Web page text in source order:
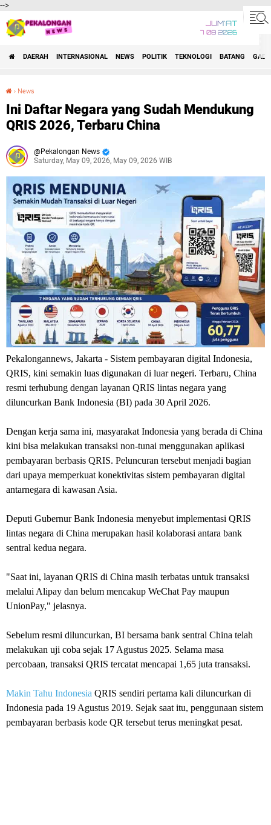
-->
JUM'AT
7 08 2026
DAERAH INTERNASIONAL NEWS POLITIK TEKNOLOGI BATANG
› News
Ini Daftar Negara yang Sudah Mendukung
QRIS 2026, Terbaru China
Pekalongan News
Saturday, May 09, 2026, May 09, 2026 WIB
Pekalongannews, Jakarta - Sistem pembayaran digital Indonesia,
QRIS, kini semakin luas digunakan di luar negeri. Terbaru, China
resmi terhubung dengan layanan QRIS lintas negara yang
diluncurkan Bank Indonesia (BI) pada 30 April 2026.
Dengan kerja sama ini, masyarakat Indonesia yang berada di China
kini bisa melakukan transaksi non-tunai menggunakan aplikasi
pembayaran berbasis QRIS. Peluncuran tersebut menjadi bagian
dari upaya memperkuat konektivitas sistem pembayaran digital
antarnegara di kawasan Asia.
Deputi Gubernur Bank Indonesia menyebut implementasi QRIS
lintas negara di China merupakan hasil kolaborasi antara bank
sentral kedua negara.
"Saat ini, layanan QRIS di China masih terbatas untuk transaksi
melalui Alipay dan belum mencakup WeChat Pay maupun
UnionPay," jelasnya.
Sebelum resmi diluncurkan, BI bersama bank sentral China telah
melakukan uji coba sejak 17 Agustus 2025. Selama masa
percobaan, transaksi QRIS tercatat mencapai 1,65 juta transaksi.
Makin Tahu Indonesia QRIS sendiri pertama kali diluncurkan di
Indonesia pada 19 Agustus 2019. Sejak saat itu, penggunaan sistem
pembayaran berbasis kode QR tersebut terus meningkat pesat.